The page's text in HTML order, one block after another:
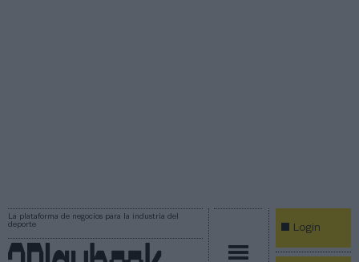
La plataforma de negocios para la industria del
deporte
Login